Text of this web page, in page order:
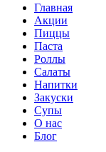
Главная
Акции
Пиццы
Паста
Роллы
Салаты
Напитки
Закуски
Супы
О нас
Блог